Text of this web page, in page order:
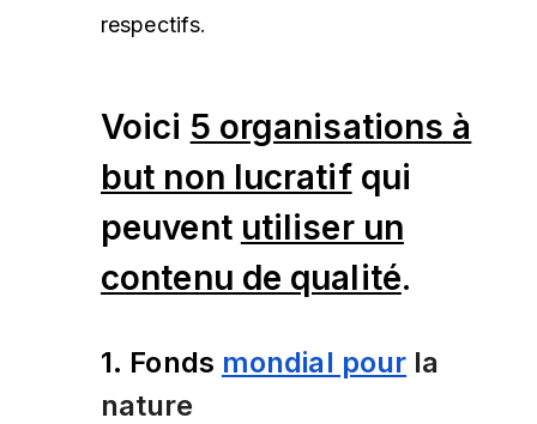
respectifs.
Voici 5 organisations à
but non lucratifqui
peuvent utiliser un
contenu de qualité.
1. Fonds mondial pour la
nature